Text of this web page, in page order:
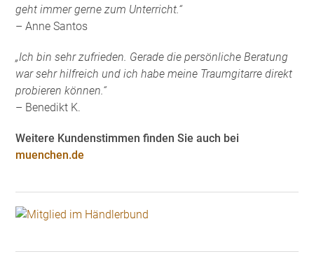
geht immer gerne zum Unterricht.“
– Anne Santos
„Ich bin sehr zufrieden. Gerade die persönliche Beratung
war sehr hilfreich und ich habe meine Traumgitarre direkt
probieren können.“
– Benedikt K.
Weitere Kundenstimmen finden Sie auch bei
muenchen.de